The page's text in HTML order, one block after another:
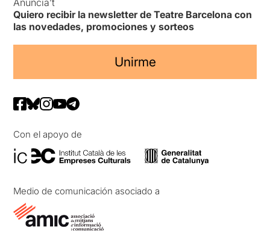
Quiero recibir la newsletter de Teatre Barcelona con
las novedades, promociones y sorteos
Unirme
Con el apoyo de
Medio de comunicación asociado a